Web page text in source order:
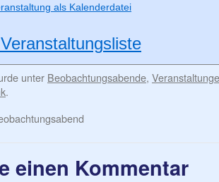
als Kalenderdatei
unter Beobachtungsabende,
.
einen Kommentar